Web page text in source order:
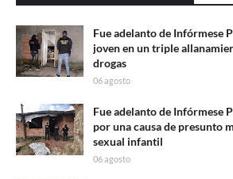
Fue adelanto de Infórmese
joven en un triple
drogas
06 agosto
Fue adelanto de Infórmese
por una causa de presunto
sexual infantil
06 agosto